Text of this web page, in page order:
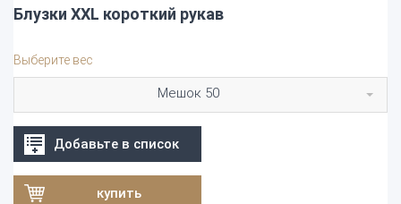
Блузки XXL короткий рукав
Выберите вес
Мешок 50
Добавьте в список
купить